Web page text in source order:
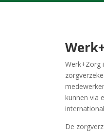
Werk+Zorg
kunnen via
De